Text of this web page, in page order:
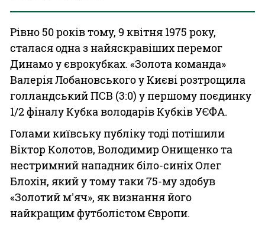
Рівно 50 років тому, 9 квітня 1975 року,
сталася одна з найяскравіших перемог
Динамо у єврокубках. «Золота команда»
Валерія Лобановського у Києві розтрощила
голландський ПСВ (3:0) у першому поєдинку
1/2 фіналу Кубка володарів Кубків УЄФА.
Голами київську публіку тоді потішили
Віктор Колотов, Володимир Онищенко та
нестримний нападник біло-синіх Олег
Блохін, який у тому таки 75-му здобув
«Золотий м'яч», як визнання його
найкращим футболістом Європи.